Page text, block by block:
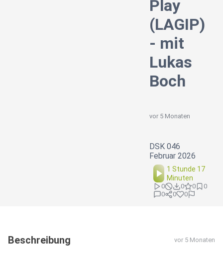
Play
(LAGIP)
- mit
Lukas
Boch
vor 5 Monaten
DSK 046
Februar 2026
1 Stunde 17
Minuten
0 0 0
0
0
0 0
Beschreibung vor 5 Monaten